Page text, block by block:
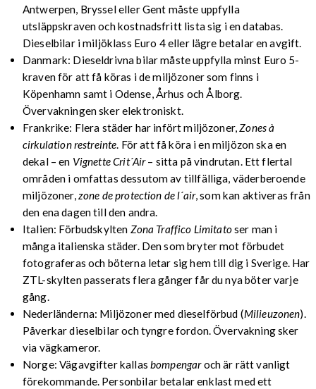
Antwerpen, Bryssel eller Gent måste uppfylla
utsläppskraven och kostnadsfritt lista sig i en databas.
Dieselbilar i miljöklass Euro 4 eller lägre betalar en avgift.
Danmark: Dieseldrivna bilar måste uppfylla minst Euro 5-
kraven för att få köras i de miljözoner som finns i
Köpenhamn samt i Odense, Århus och Ålborg.
Övervakningen sker elektroniskt.
Frankrike: Flera städer har infört miljözoner,Zones à
cirkulation restreinte. För att få köra i en miljözon ska en
dekal – en Vignette Crit´Air– sitta på vindrutan. Ett flertal
områden i omfattas dessutom av tillfälliga, väderberoende
miljözoner,zone de protection de l´air, som kan aktiveras från
den ena dagen till den andra.
Italien: Förbudskylten Zona Traffico Limitatoser man i
många italienska städer. Den som bryter mot förbudet
fotograferas och böterna letar sig hem till dig i Sverige. Har
ZTL-skylten passerats flera gånger får du nya böter varje
gång.
Nederländerna: Miljözoner med dieselförbud (Milieuzonen).
Påverkar dieselbilar och tyngre fordon. Övervakning sker
via vägkameror.
Norge: Vägavgifter kallasbompengaroch är rätt vanligt
förekommande. Personbilar betalar enklast med ett